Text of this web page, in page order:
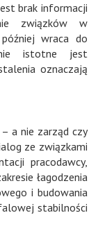
brak informacji
związków w
wraca do
istotne jest
oznaczają
a nie zarząd czy
ze związkami
pracodawcy,
łagodzenia
i budowania
stabilności